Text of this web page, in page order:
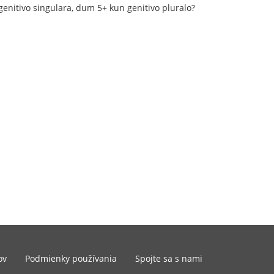
singulara, dum 5+ kun genitivo pluralo?
Podmienky používania Spojte sa s nami